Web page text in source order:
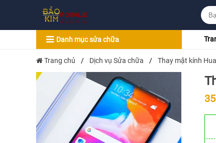
Danh mục sửa chữa
Trang chủ / Dịch vụ Sửa chữa / Thay mặt kính